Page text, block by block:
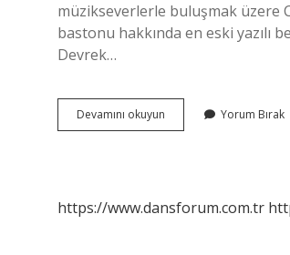
müzikseverlerle buluşmak üzere
bastonu hakkında en eski yazılı
Devrek…
Devamını okuyun
Bastonu
Yorum Bırak
https://www.dansforum.com.tr